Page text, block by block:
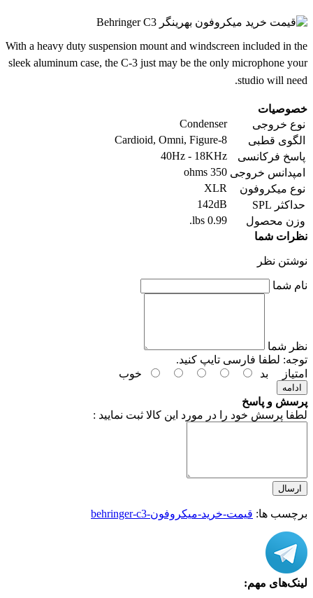
With a heavy duty suspension mount and windscreen included in the
sleek aluminum case, the C-3 just may be the only microphone your
studio will need.
خصوصیات
نوع خروجی
Condenser
الگوی قطبی
Cardioid, Omni, Figure-8
پاسخ فرکانسی
40Hz - 18KHz
امپدانس خروجی 350 ohms
نوع میکروفون
XLR
حداکثر SPL
142dB
وزن محصول
0.99 lbs.
نظرات شما
نوشتن نظر
نام شما
نظر شما
توجه: لطفا فارسی تایپ کنید.
امتیاز
بد خوب
ادامه
پرسش و پاسخ
لطفا پرسش خود را در مورد این کالا ثبت نمایید :
ارسال
برچسب ها: قیمت-خرید-میکروفون-behringer-c3
لینک‌های مهم: